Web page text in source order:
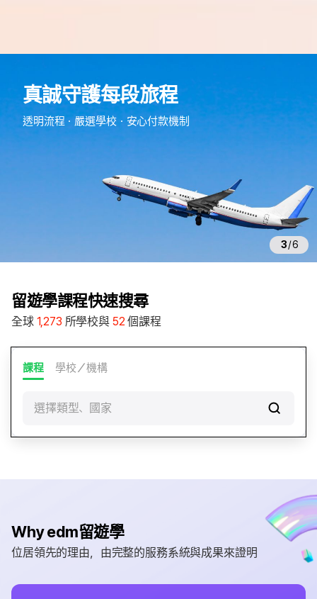
真誠守護每段旅程
透明流程・嚴選學校・安心付款機制
3/6
留遊學課程快速搜尋
全球 1,273 所學校與 52 個課程
課程 學校／機構
選擇類型、國家
Why edm留遊學
位居領先的理由，由完整的服務系統與成果來證明